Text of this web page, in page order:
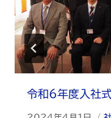
令和6年度入社式